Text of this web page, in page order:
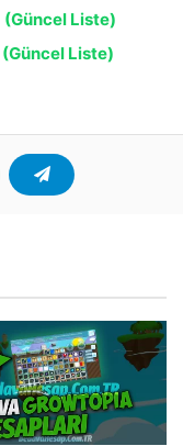
(Güncel Liste)
Liste)